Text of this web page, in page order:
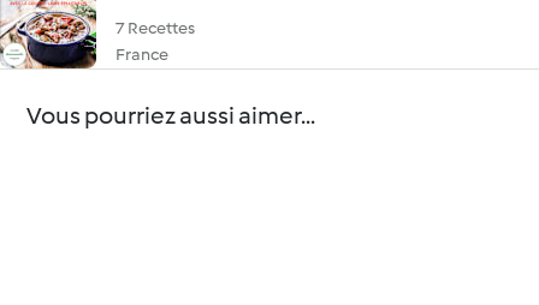
7 Recettes
France
Vous pourriez aussi aimer...